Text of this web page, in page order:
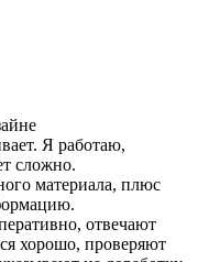
Я работаю,
сложно.
материала, плюс
отвечают
хорошо, проверяют